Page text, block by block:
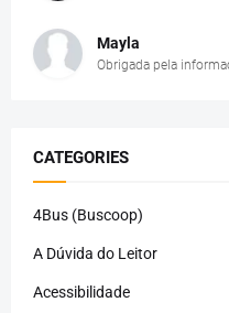
Mayla
Obrigada pela
CATEGORIES
4Bus (Buscoop)
A Dúvida do Leitor
Acessibilidade